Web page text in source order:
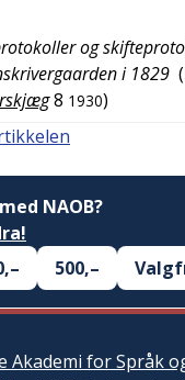
og
i 1829 (
8 1930)
NAOB?
500,–
Akademi for Språk